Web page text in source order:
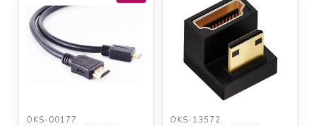
OKS-00177 OKS-13572